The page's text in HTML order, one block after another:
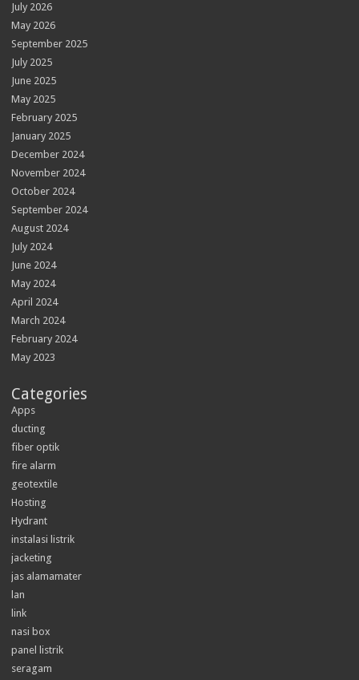
July 2026
May 2026
September 2025
July 2025
June 2025
May 2025
February 2025
January 2025
December 2024
November 2024
October 2024
September 2024
August 2024
July 2024
June 2024
May 2024
April 2024
March 2024
February 2024
May 2023
Categories
Apps
ducting
fiber optik
fire alarm
geotextile
Hosting
Hydrant
instalasi listrik
jacketing
jas alamamater
lan
link
nasi box
panel listrik
seragam